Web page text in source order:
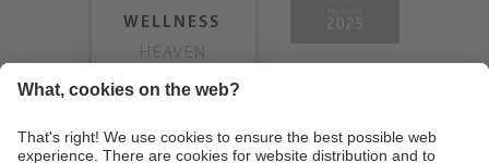
WELLNESS
HEAVEN
TESTERGEBNIS: